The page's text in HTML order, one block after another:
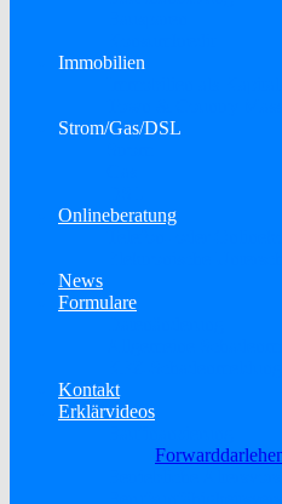
Immobilien
Strom/Gas/DSL
Onlineberatung
News
Formulare
Kontakt
Erklärvideos